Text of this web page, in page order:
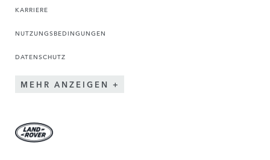
KARRIERE
NUTZUNGSBEDINGUNGEN
DATENSCHUTZ
MEHR ANZEIGEN